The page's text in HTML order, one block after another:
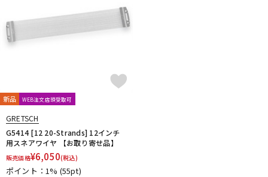
配信/ライブ機器
新品 WEB注文店頭受取可
GRETSCH
G5414 [12 20-Strands] 12インチ
用スネアワイヤ 【お取り寄せ品】
販売価格¥6,050(税込)
ポイント：1% (55pt)